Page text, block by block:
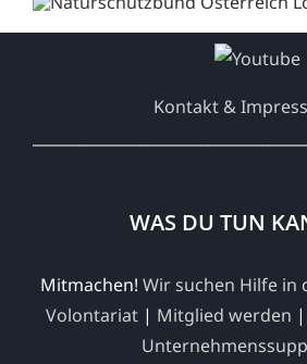
Kontakt &
WAS DU TUN
Mitmachen! Wir suchen Hilfe in
Volontariat | Mitglied werden |